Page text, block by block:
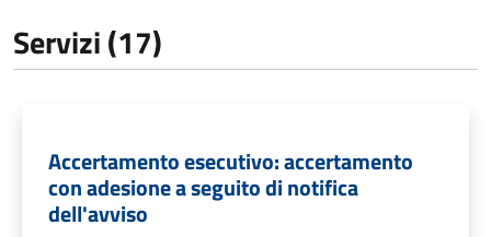
Servizi (17)
Accertamento esecutivo: accertamento
con adesione a seguito di notifica
dell'avviso